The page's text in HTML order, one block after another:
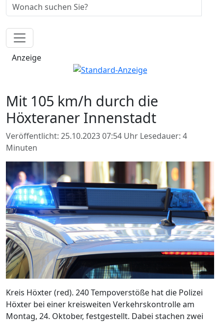
Anzeige
Mit 105 km/h durch die
Höxteraner Innenstadt
Veröffentlicht: 25.10.2023 07:54 Uhr Lesedauer: 4
Minuten
Kreis Höxter (red). 240 Tempoverstöße hat die Polizei
Höxter bei einer kreisweiten Verkehrskontrolle am
Montag, 24. Oktober, festgestellt. Dabei stachen zwei